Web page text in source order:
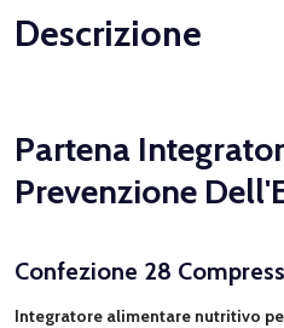
Descrizione
Partena
Prevenzione
Confezione 28
Integratore alimentare nutritivo